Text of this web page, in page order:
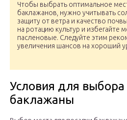
Чтобы выбрать оптимальное
баклажанов, нужно учитывать
защиту от ветра и качество
на ротацию культур и избегайте
пасленовые. Следуйте этим
увеличения шансов на хороший
Условия для
баклажаны